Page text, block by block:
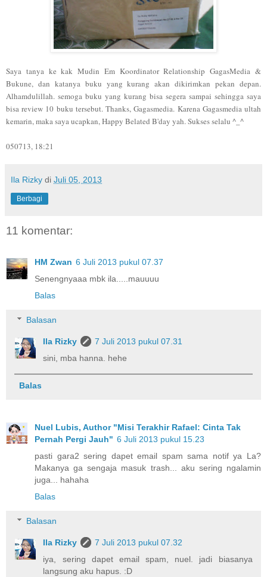
Saya tanya ke kakMudin Em Koordinator Relationship GagasMedia &
Bukune, dan katanya buku yang kurang akan dikirimkan pekan depan.
Alhamdulillah. semoga buku yang kurang bisa segera sampai sehingga saya
bisa review 10 buku tersebut. Thanks, Gagasmedia. Karena Gagasmedia ultah
kemarin, maka saya ucapkan, Happy Belated B'day yah. Sukses selalu ^_^
050713, 18:21
Ila Rizky di Juli 05, 2013
Berbagi
11 komentar:
HM Zwan 6 Juli 2013 pukul 07.37
Senengnyaaa mbk ila.....mauuuu
Balas
Balasan
Ila Rizky
7 Juli 2013 pukul 07.31
sini, mba hanna. hehe
Balas
Nuel Lubis, Author "Misi Terakhir Rafael: Cinta Tak
Pernah Pergi Jauh" 6 Juli 2013 pukul 15.23
pasti gara2 sering dapet email spam sama notif ya La?
Makanya ga sengaja masuk trash... aku sering ngalamin
juga... hahaha
Balas
Balasan
Ila Rizky
7 Juli 2013 pukul 07.32
iya, sering dapet email spam, nuel. jadi biasanya
langsung aku hapus. :D